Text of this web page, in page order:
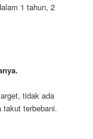
1 tahun, 2
tidak ada
takut terbebani.